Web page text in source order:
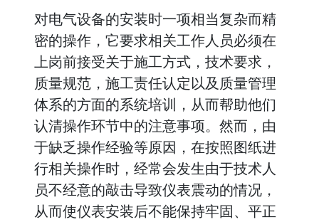
对电气设备的安装时一项相当复杂而精
密的操作，它要求相关工作人员必须在
上岗前接受关于施工方式，技术要求，
质量规范，施工责任认定以及质量管理
体系的方面的系统培训，从而帮助他们
认清操作环节中的注意事项。然而，由
于缺乏操作经验等原因，在按照图纸进
行相关操作时，经常会发生由于技术人
员不经意的敲击导致仪表震动的情况，
从而使仪表安装后不能保持牢固、平正